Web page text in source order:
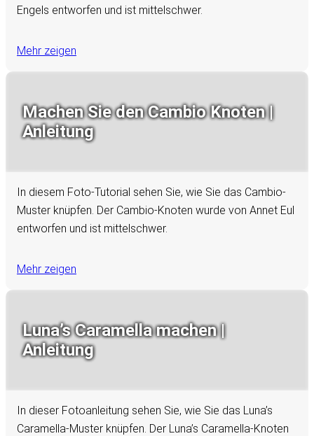
Engels entworfen und ist mittelschwer.
Mehr zeigen
Machen Sie den Cambio Knoten |
Anleitung
In diesem Foto-Tutorial sehen Sie, wie Sie das Cambio-
Muster knüpfen. Der Cambio-Knoten wurde von Annet Eul
entworfen und ist mittelschwer.
Mehr zeigen
Luna’s Caramella machen |
Anleitung
In dieser Fotoanleitung sehen Sie, wie Sie das Luna’s
Caramella-Muster knüpfen. Der Luna’s Caramella-Knoten